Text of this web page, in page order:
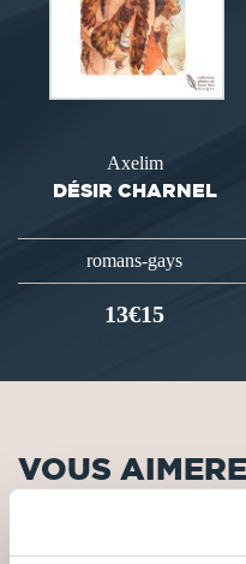
Axelim
DÉSIR CHARNEL
romans-gays
13€15
VOUS